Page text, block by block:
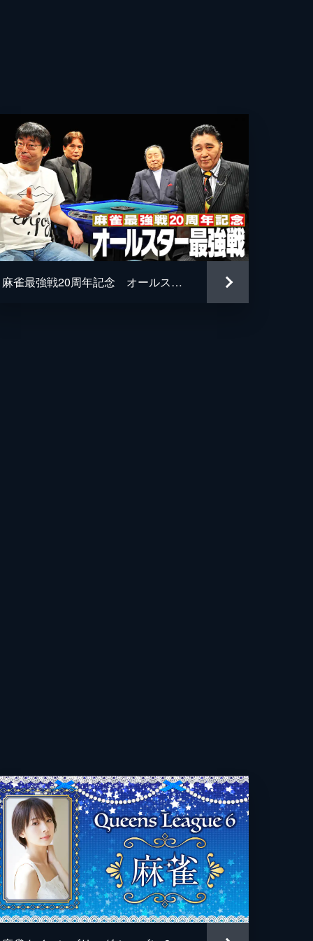
麻雀最強戦20周年記念 オールスター最強戦